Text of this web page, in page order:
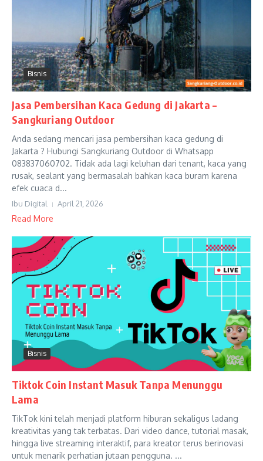
Bisnis
Jasa Pembersihan Kaca Gedung di Jakarta –
Sangkuriang Outdoor
Anda sedang mencari jasa pembersihan kaca gedung di
Jakarta ? Hubungi Sangkuriang Outdoor di Whatsapp
083837060702. Tidak ada lagi keluhan dari tenant, kaca yang
rusak, sealant yang bermasalah bahkan kaca buram karena
efek cuaca d...
Ibu Digital April 21, 2026
Read More
Bisnis
Tiktok Coin Instant Masuk Tanpa Menunggu
Lama
TikTok kini telah menjadi platform hiburan sekaligus ladang
kreativitas yang tak terbatas. Dari video dance, tutorial masak,
hingga live streaming interaktif, para kreator terus berinovasi
untuk menarik perhatian jutaan pengguna. ...